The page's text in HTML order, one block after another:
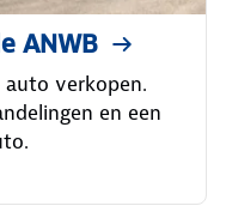
ANWB
auto verkopen.
en een